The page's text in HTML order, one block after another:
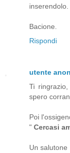
inserendolo.
Bacione.
Rispondi
utente
Ti
spero
Poi
" Cercasi
Un salutone